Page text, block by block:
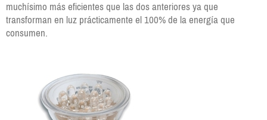
muchísimo más eficientes que las dos anteriores ya que
transforman en luz prácticamente el 100% de la energía que
consumen.